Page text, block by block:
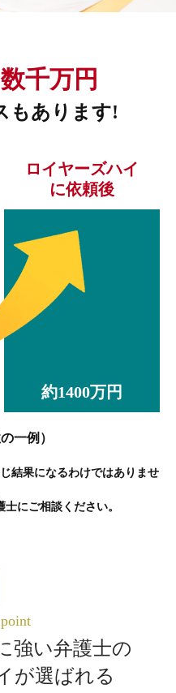
千万円
もあります!
ロイヤーズハイ
に依頼後
約1400万円
一例）
結果になるわけではありませ
にご相談ください。
強い弁護士の
が選ばれる